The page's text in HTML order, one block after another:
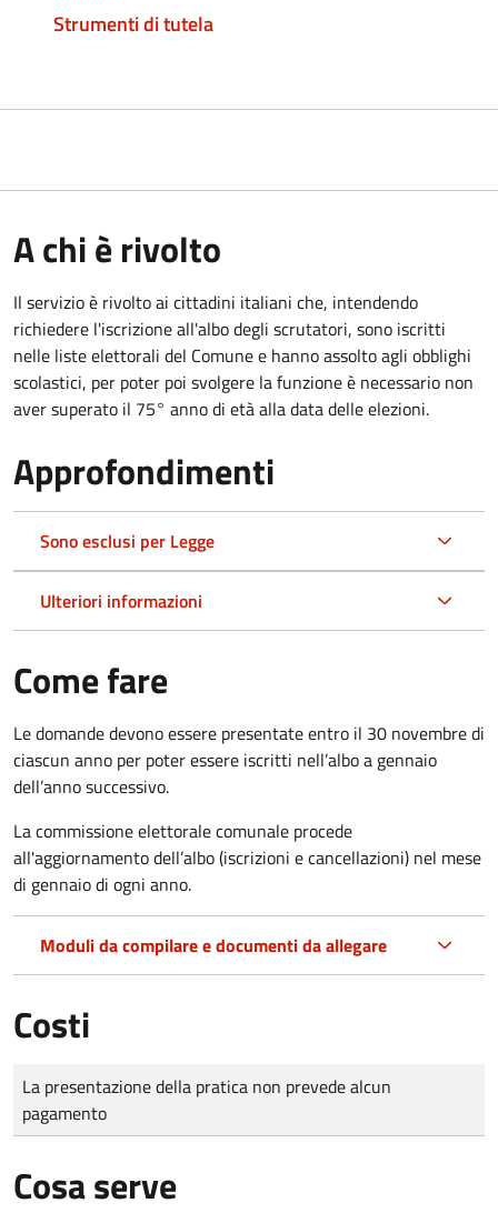
Strumenti di tutela
A chi è rivolto
Il servizio è rivolto ai cittadini italiani che, intendendo
richiedere l'iscrizione all'albo degli scrutatori, sono iscritti
nelle liste elettorali del Comune e hanno assolto agli obblighi
scolastici, per poter poi svolgere la funzione è necessario non
aver superato il 75° anno di età alla data delle elezioni.
Approfondimenti
Sono esclusi per Legge
Ulteriori informazioni
Come fare
Le domandedevono essere presentate entro il 30 novembre di
ciascun anno per poter essere iscritti nell’albo a gennaio
dell’anno successivo.
La commissione elettorale comunale procede
all'aggiornamento dell’albo (iscrizioni e cancellazioni) nel mese
di gennaio di ogni anno.
Moduli da compilare e documenti da allegare
Costi
Tipo di pagamento
Importo
La presentazione della pratica non prevede alcun
pagamento
Cosa serve